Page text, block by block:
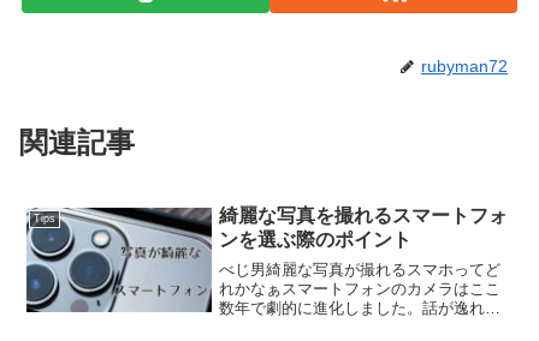
rubyman72
関連記事
Tips
綺麗な写真を撮れるスマートフォ
ンを選ぶ際のポイント
べじ男綺麗な写真が撮れるスマホってど
れかなぁスマートフォンのカメラはここ
数年で劇的に進化しました。話が逸れま